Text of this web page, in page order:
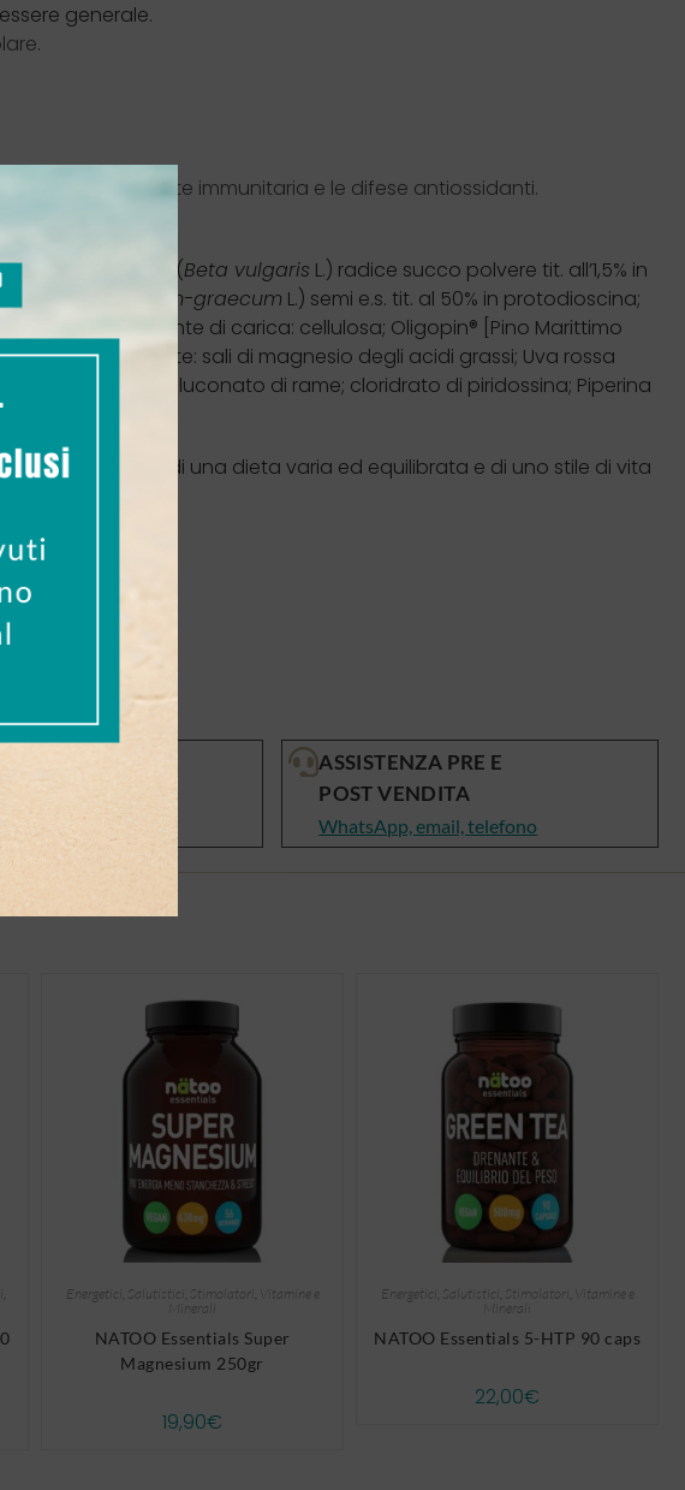
generale.
ormonale, la salute immunitaria e le difese antiossidanti.
Rossa (Beta vulgaris L.) radice succo polvere tit. all’1,5% in
Trigonella foenum-graecum L.) semi e.s. tit. al 50% in protodioscina;
in withanolidi]; agente di carica: cellulosa; Oligopin® [Pino Marittimo
antiagglomerante: sali di magnesio degli acidi grassi; Uva rossa
acido borico; gluconato di rame; cloridrato di piridossina; Piperina
come sostituti di una dieta varia ed equilibrata e di uno stile di vita
Cambi
ASSISTENZA PRE E
POST VENDITA
WhatsApp, email, telefono
,
Energetici , Salutistici , Stimolatori ,
Vitamine e
Minerali
NATOO Essentials Super
Magnesium 250gr
19,90€
Energetici , Salutistici , Stimolatori ,
Vitamine e
Minerali
NATOO Essentials 5-HTP 90 caps
22,00€